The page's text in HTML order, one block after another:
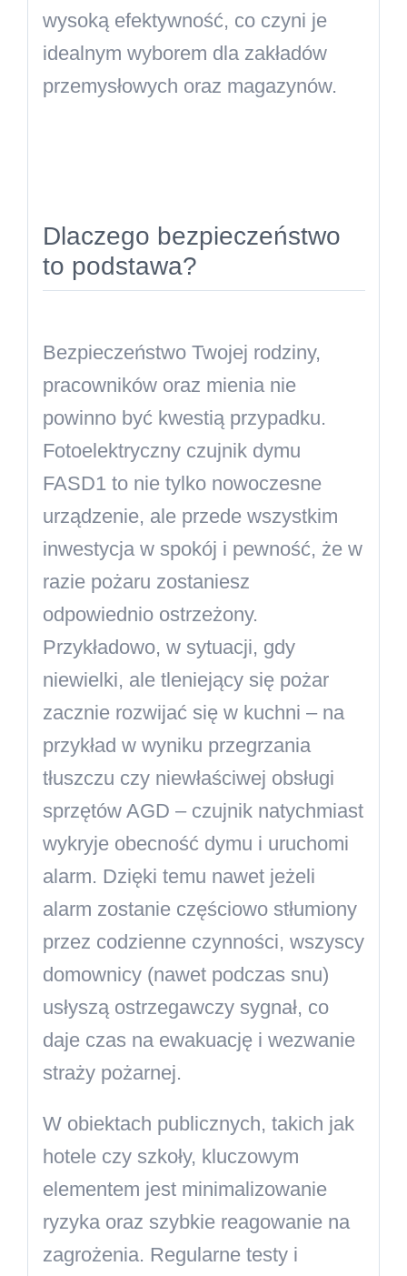
wysoką efektywność, co czyni je
idealnym wyborem dla zakładów
przemysłowych oraz magazynów.
Dlaczego bezpieczeństwo
to podstawa?
Bezpieczeństwo Twojej rodziny,
pracowników oraz mienia nie
powinno być kwestią przypadku.
Fotoelektryczny czujnik dymu
FASD1 to nie tylko nowoczesne
urządzenie, ale przede wszystkim
inwestycja w spokój i pewność, że w
razie pożaru zostaniesz
odpowiednio ostrzeżony.
Przykładowo, w sytuacji, gdy
niewielki, ale tleniejący się pożar
zacznie rozwijać się w kuchni – na
przykład w wyniku przegrzania
tłuszczu czy niewłaściwej obsługi
sprzętów AGD – czujnik natychmiast
wykryje obecność dymu i uruchomi
alarm. Dzięki temu nawet jeżeli
alarm zostanie częściowo stłumiony
przez codzienne czynności, wszyscy
domownicy (nawet podczas snu)
usłyszą ostrzegawczy sygnał, co
daje czas na ewakuację i wezwanie
straży pożarnej.
W obiektach publicznych, takich jak
hotele czy szkoły, kluczowym
elementem jest minimalizowanie
ryzyka oraz szybkie reagowanie na
zagrożenia. Regularne testy i